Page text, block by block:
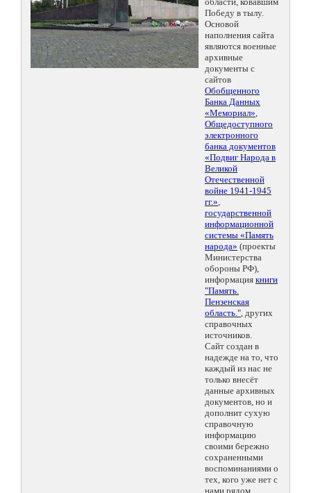
Победу в тылу.
Основой
наполнения сайта
являются военные
архивные
документы с
сайтов
Обобщенного
Банка Данных
«Мемориал»,
Общедоступного
электронного
банка документов
«Подвиг Народа в
Великой
Отечественной
войне 1941-1945
гг.»,
государственной
информационной
системы «Память
народа» (проекты
Министерства
обороны РФ),
информация книги
"Память.
Пензенская
область.", других
справочных
источников.
Сайт создан в
надежде на то, что
каждый из нас не
только внесёт
данные архивных
документов, но и
дополнит сухую
справочную
информацию
своими бережно
сохраненными
воспоминаниями о
тех, кого уже нет с
нами рядом,